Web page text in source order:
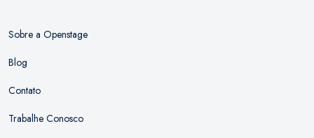
Sobre a Openstage
Blog
Contato
Trabalhe Conosco